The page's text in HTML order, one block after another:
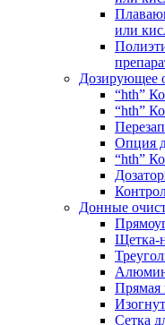
или
Дозирующее
“hth”
“hth”
Опция
“hth”
Донные
Щетка-
Прямая
Сетка